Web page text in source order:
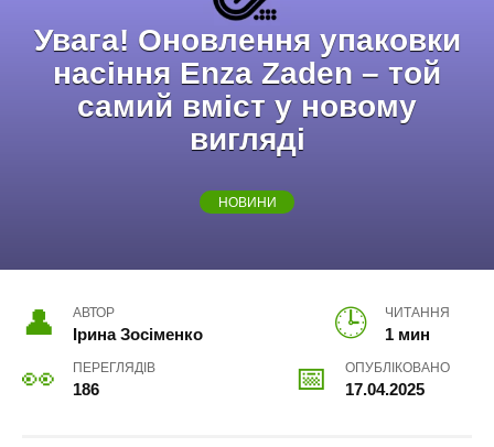
Увага! Оновлення упаковки
насіння Enza Zaden – той
самий вміст у новому
вигляді
НОВИНИ
АВТОР
Ірина Зосіменко
ЧИТАННЯ
1 мин
ПЕРЕГЛЯДІВ
186
ОПУБЛІКОВАНО
17.04.2025